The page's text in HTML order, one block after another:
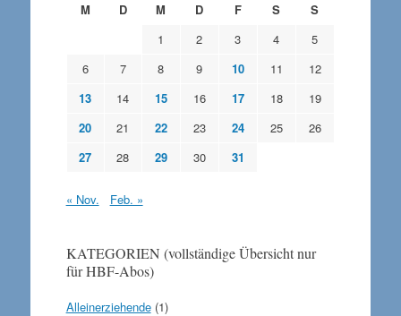
M
D M D F S
S
1
2 3 4
5
6
7 8 9 10 11
12
13
14 15 16 17 18
19
20
21 22 23 24 25
26
27
28 29 30 31
« Nov. Feb. »
KATEGORIEN (vollständige Übersicht nur
für HBF-Abos)
Alleinerziehende(1)